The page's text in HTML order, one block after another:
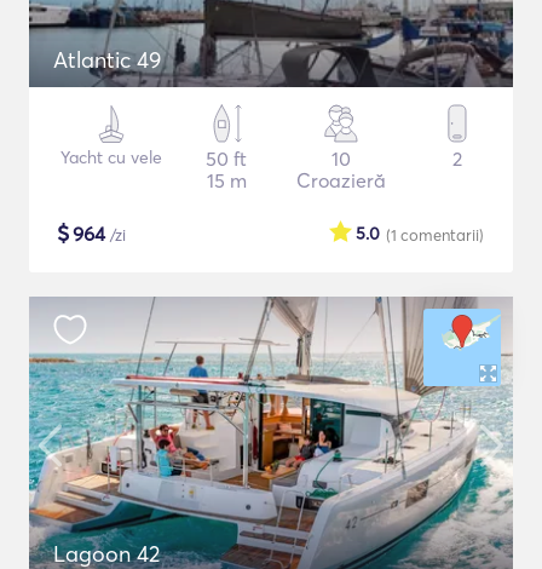
Atlantic 49
Yacht cu vele
50 ft
15 m
10
Croazieră
2
$964/zi (1 comentarii)
5.0
Lagoon 42